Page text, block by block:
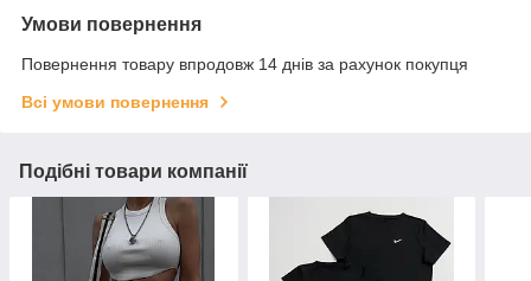
Умови повернення
Повернення товару впродовж 14 днів за рахунок покупця
Всі умови повернення
Подібні товари компанії